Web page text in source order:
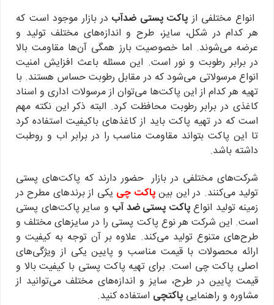
انواع مختلفی از پاکت پستی ضدآب در بازار موجود است که
هر کدام در شکل، سایز، طرح و اندازه‌های مختلف تولید و
عرضه می‌شوند. اما خصوصیت بارز همگی آن‌ها مقاومت بالا
در برابر رطوبت و نور است. این مسئله باعث افزایش امنیت
انواع مرسولاتی می‌شود که در مقابل رطوبت حساس هستند. با
تهیه هر کدام از این پاکت‌ها می‌توان از مرسولات اداری و اسناد
کاغذی در برابر رطوبت محافظت کرد. البته ذکر این نکته مهم
است که در تهیه پاکت باید از کاغذهای باکیفیت استفاده کرد
تا این پاکت بتواند مقاومت مناسب را در برابر اب و روطبت
داشته باشد.
شرکت‌های مختلفی در بازار حضور دارند که پاکت‌های پستی
تولید می‌کنند. در این بینپاکت چی یکی از برندهای مطرح در
زمینه تولید انواعپاکت پستی ضد آب و سایر پاکت‌های پستی
است. این شرکت هر نوع پاکت پستی را در سایزهای مختلف و
طرح‌های متنوع تولید می‌کند. علاوه بر آن توجه به کیفیت و
ارائه محصولات با قیمت مناسب و پایین یکی از ویژگی‌های
اصلی پاکت چی است. برای تهیه پاکت پستی با کیفیت بالا و
قیمت پایین در طرح، سایز و اندازه‌های مختلف می‌توانید از
مشاوره و راهنمایی پاکتچی استفاده کنید.